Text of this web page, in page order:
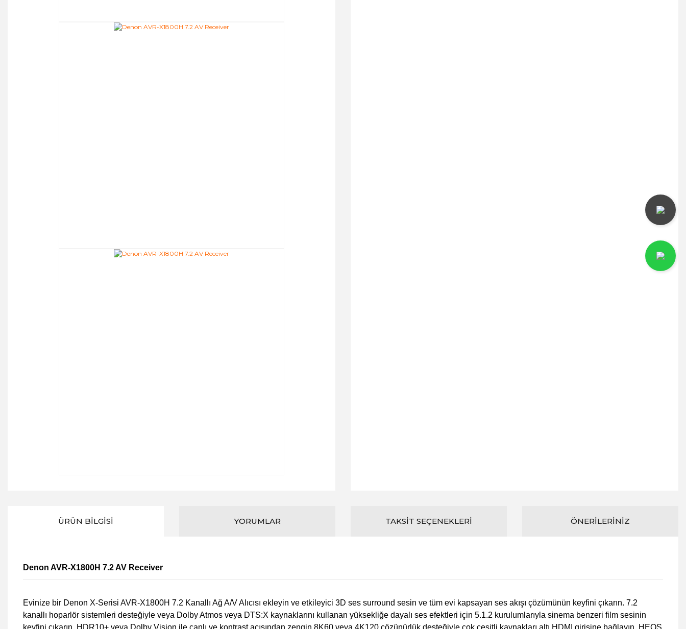
ÜRÜN BILGISI YORUMLAR TAKSIT SEÇENEKLERI ÖNERILERINIZ
Denon AVR-X1800H 7.2 AV Receiver
Evinize bir Denon X-Serisi AVR-X1800H 7.2 Kanallı Ağ A/V Alıcısı ekleyin ve etkileyici 3D ses surround sesin ve tüm evi kapsayan ses akışı çözümünün keyfini çıkarın. 7.2
kanallı hoparlör sistemleri desteğiyle veya Dolby Atmos veya DTS:X kaynaklarını kullanan yüksekliğe dayalı ses efektleri için 5.1.2 kurulumlarıyla sinema benzeri film sesinin
keyfini çıkarın. HDR10+ veya Dolby Vision ile canlı ve kontrast açısından zengin 8K60 veya 4K120 çözünürlük desteğiyle çok çeşitli kaynakları altı HDMI girişine bağlayın. HEOS